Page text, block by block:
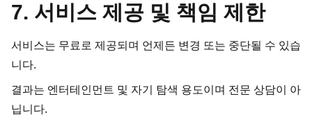
7. 서비스 제공 및 책임 제한
서비스는 무료로 제공되며 언제든 변경 또는 중단될 수 있습
니다.
결과는 엔터테인먼트 및 자기 탐색 용도이며 전문 상담이 아
닙니다.